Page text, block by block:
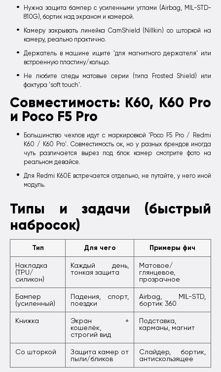
Нужна защита бампер с усиленными углами (Airbag, MIL-STD-
810G), бортик над экраном и камерой.
Камеру закрывать линейка CamShield (Nillkin) со шторкой на
камеру, реально практично.
Держатель в машине ищите 'для магнитного держателя' или
встроенную пластину/кольцо.
Не любите следы матовые серии (типа Frosted Shield) или
фактура 'soft touch'.
Совместимость: K60, K60 Pro
и Poco F5 Pro
Большинство чехлов идут с маркировкой 'Poco F5 Pro / Redmi
K60 / K60 Pro'. Совместимость ок, но у разных брендов иногда
чуть различается вырез под блок камер смотрите фото на
реальном девайсе.
Для Redmi K60E встречается отдельно, не путайте, у него иной
модуль.
Типы и задачи (быстрый
набросок)
Тип Для чего Примеры фич
Накладка
(TPU/
силикон)
Каждый день,
тонкая защита
Матовое/
глянцевое,
прозрачное
Бампер
(усиленный)
Падения, спорт,
поездки
Airbag, MIL-STD,
бортик 360
Книжка
Экран +
кошелёк,
строгий вид
Подставка,
карманы, магнит
Со шторкой
Защита камер от
пыли/бликов
Слайдер, бортик,
антискользящее